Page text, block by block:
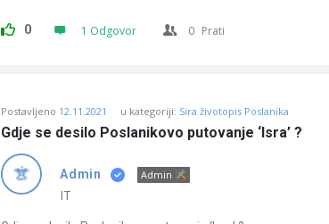
0 1 Odgovor 0 Prati
Postavljeno 12.11.2021 u kategoriji: Sira životopis Poslanika
Gdje se desilo Poslanikovo putovanje ‘Isra’ ?
Admin Admin
IT